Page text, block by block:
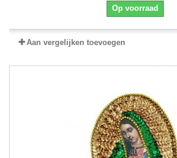
Op voorraad
Aan vergelijken toevoegen